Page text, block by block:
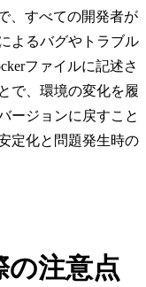
、すべての開発者が
よるバグやトラブル
ファイルに記述さ
で、環境の変化を履
ージョンに戻すこと
定化と問題発生時の
の注意点